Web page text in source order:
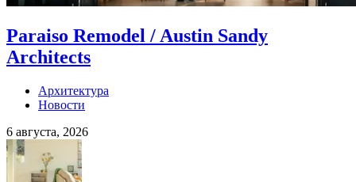
Paraiso Remodel / Austin Sandy
Architects
Архитектура
Новости
6 августа, 2026